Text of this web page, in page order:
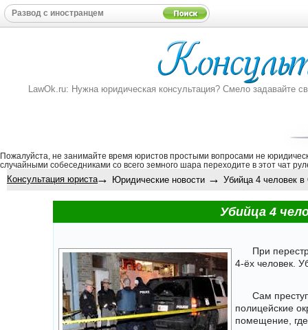
LawOk.ru: Нужна юридическая консультация? Смело задавайте
Пожалуйста, не занимайте время юристов простыми вопросами не
случайными собеседниками со всего земного шара переходите в этот чат
Консультация юриста→ Юридические новости → Убийца 4 человек
Убийца 4
При
4-ёх человек.
Сам
полицейские
помещение,